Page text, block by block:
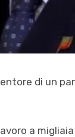
di un
a